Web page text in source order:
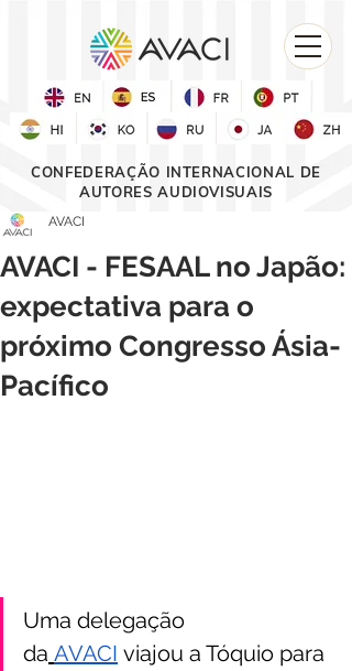
CONFEDERAÇÃO INTERNACIONAL DE
AUTORES AUDIOVISUAIS
AVACI - FESAAL no Japão:
expectativa para o
próximo Congresso Ásia-
Pacífico
AVACI
Uma delegação
da AVACI viajou a Tóquio para